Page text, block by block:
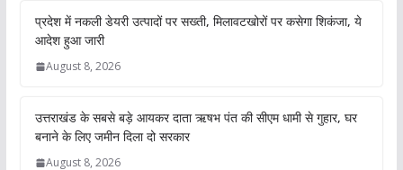
प्रदेश में नकली डेयरी उत्पादों पर सख्ती, मिलावटखोरों पर कसेगा शिकंजा, ये
आदेश हुआ जारी
August 8, 2026
उत्तराखंड के सबसे बड़े आयकर दाता ऋषभ पंत की सीएम धामी से गुहार, घर
बनाने के लिए जमीन दिला दो सरकार
August 8, 2026